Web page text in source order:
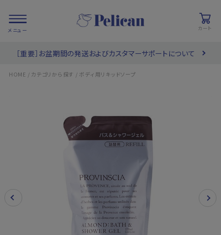
カート
PRODUCTS/ 商品を探す
COLLECTIONS/ ブランド一覧
［重要］お盆期間の発送およびカスタマーサポートについて
HOME / カテゴリから探す / ボディ用リキッドソープ